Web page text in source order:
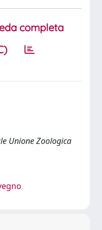
completa
Unione Zoologica